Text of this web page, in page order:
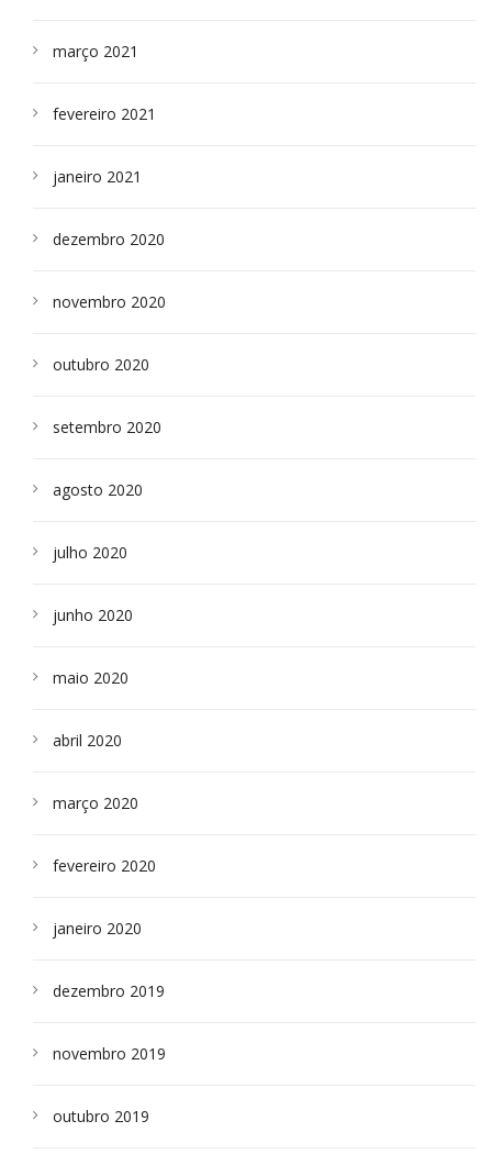
março 2021
fevereiro 2021
janeiro 2021
dezembro 2020
novembro 2020
outubro 2020
setembro 2020
agosto 2020
julho 2020
junho 2020
maio 2020
abril 2020
março 2020
fevereiro 2020
janeiro 2020
dezembro 2019
novembro 2019
outubro 2019